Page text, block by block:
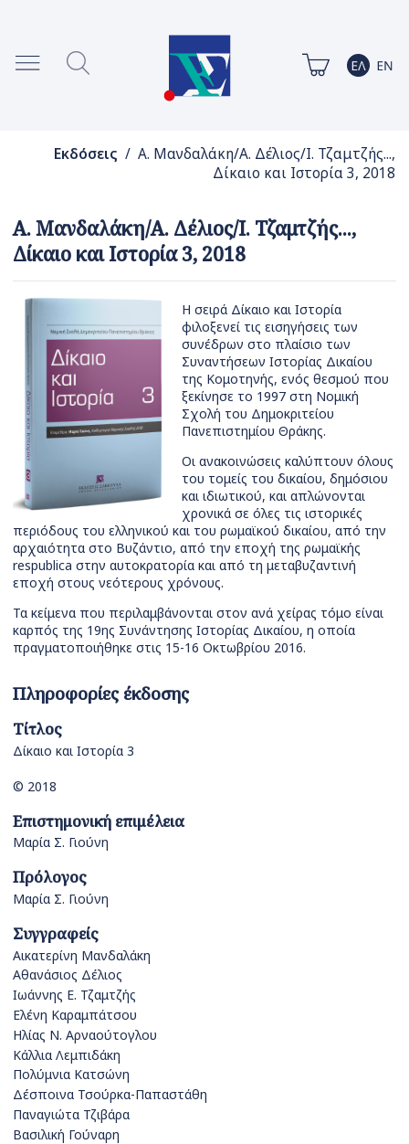
Εκδόσεις / Α. Μανδαλάκη/Α. Δέλιος/Ι. Τζαμτζής...,
Δίκαιο και Ιστορία 3, 2018
Α. Μανδαλάκη/Α. Δέλιος/Ι. Τζαμτζής...,
Δίκαιο και Ιστορία 3, 2018
Η σειρά Δίκαιο και Ιστορία
φιλοξενεί τις εισηγήσεις των
συνέδρων στο πλαίσιο των
Συναντήσεων Ιστορίας Δικαίου
της Κομοτηνής, ενός θεσμού που
ξεκίνησε το 1997 στη Νομική
Σχολή του Δημοκριτείου
Πανεπιστημίου Θράκης.
Οι ανακοινώσεις καλύπτουν όλους
του τομείς του δικαίου, δημόσιου
και ιδιωτικού, και απλώνονται
χρονικά σε όλες τις ιστορικές
περιόδους του ελληνικού και του ρωμαϊκού δικαίου, από την
αρχαιότητα στο Βυζάντιο, από την εποχή της ρωμαϊκής
respublica στην αυτοκρατορία και από τη μεταβυζαντινή
εποχή στους νεότερους χρόνους.
Τα κείμενα που περιλαμβάνονται στον ανά χείρας τόμο είναι
καρπός της 19ης Συνάντησης Ιστορίας Δικαίου, η οποία
πραγματοποιήθηκε στις 15-16 Οκτωβρίου 2016.
Πληροφορίες έκδοσης
Τίτλος
Δίκαιο και Ιστορία 3
© 2018
Επιστημονική επιμέλεια
Μαρία Σ. Γιούνη
Πρόλογος
Μαρία Σ. Γιούνη
Συγγραφείς
Αικατερίνη Μανδαλάκη
Αθανάσιος Δέλιος
Ιωάννης Ε. Τζαμτζής
Ελένη Καραμπάτσου
Ηλίας Ν. Αρναούτογλου
Κάλλια Λεμπιδάκη
Πολύμνια Κατσώνη
Δέσποινα Τσούρκα-Παπαστάθη
Παναγιώτα Τζιβάρα
Βασιλική Γούναρη